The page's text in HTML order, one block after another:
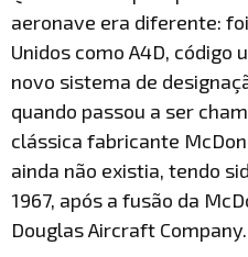
aeronave era diferente:
Unidos como A4D, código
novo sistema de
quando passou a ser
clássica fabricante
ainda não existia, tendo
1967, após a fusão da
Douglas Aircraft Company.